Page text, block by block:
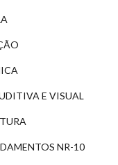
E VISUAL
NR-10